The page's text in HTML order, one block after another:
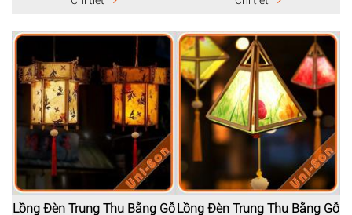
Lồng Đèn Trung Thu Bằng GỗLồng Đèn Trung Thu Bằng Gỗ